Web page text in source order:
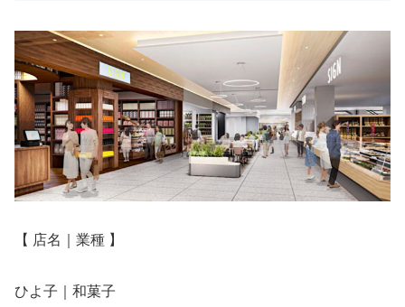
【 店名｜業種 】
ひよ子｜和菓子